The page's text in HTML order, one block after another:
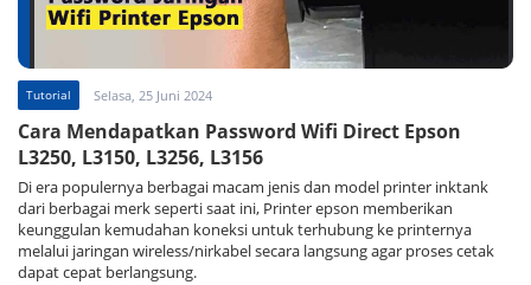
Tutorial Selasa, 25 Juni 2024
Cara Mendapatkan Password Wifi Direct Epson
L3250, L3150, L3256, L3156
Di era populernya berbagai macam jenis dan model printer inktank
dari berbagai merk seperti saat ini, Printer epson memberikan
keunggulan kemudahan koneksi untuk terhubung ke printernya
melalui jaringan wireless/nirkabel secara langsung agar proses cetak
dapat cepat berlangsung.